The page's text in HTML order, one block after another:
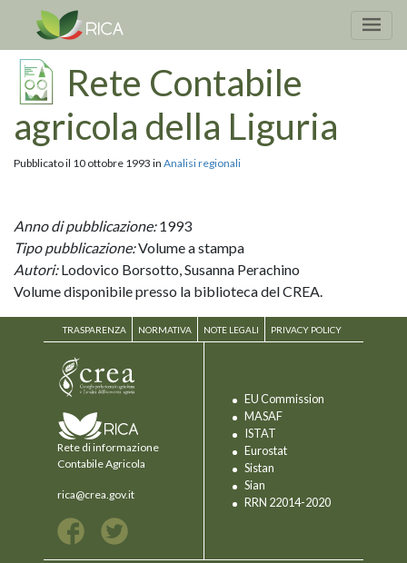
Rete Contabile
agricola della Liguria
Pubblicato il 10 ottobre 1993 in Analisi regionali
Anno di pubblicazione:1993
Tipo pubblicazione:Volume a stampa
Autori:Lodovico Borsotto, Susanna Perachino
Volume disponibile presso la biblioteca del CREA.
TRASPARENZA NORMATIVA NOTE LEGALI PRIVACY POLICY
Rete di informazione
Contabile Agricola
rica@crea.gov.it
EU Commission
MASAF
ISTAT
Eurostat
Sistan
Sian
RRN 22014-2020